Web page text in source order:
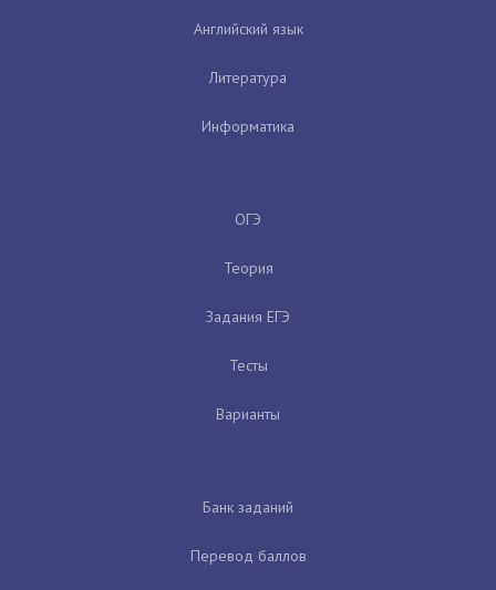
Английский язык
Литература
Информатика
ОГЭ
Теория
Задания ЕГЭ
Тесты
Варианты
Банк заданий
Перевод баллов